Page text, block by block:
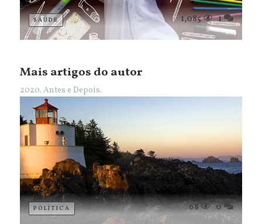
SAÚDE 1,085 1
Mais artigos do autor
2020. Antes e Depois.
POLÍTICA 68 0